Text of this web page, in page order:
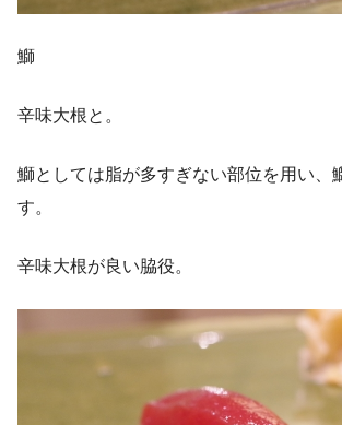
鰤
辛味大根と。
鰤としては脂が多すぎない部位を用い、
す。
辛味大根が良い脇役。